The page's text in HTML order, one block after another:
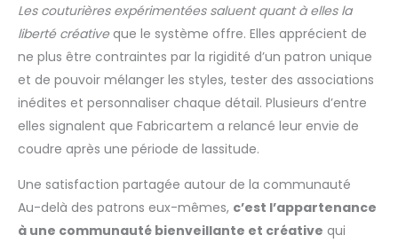
Les couturières expérimentées saluent quant à elles la
liberté créativeque le système offre. Elles apprécient de
ne plus être contraintes par la rigidité d’un patron unique
et de pouvoir mélanger les styles, tester des associations
inédites et personnaliser chaque détail. Plusieurs d’entre
elles signalent que Fabricartem a relancé leur envie de
coudre après une période de lassitude.
Une satisfaction partagée autour de la communauté
Au-delà des patrons eux-mêmes, c’est l’appartenance
à une communauté bienveillante et créative qui